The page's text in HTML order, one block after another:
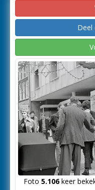
Deel
Foto 5.106keer